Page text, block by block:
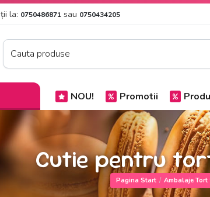
la: 0750486871 sau 0750434205
NOU! Promotii
Cutie pentru
Pagina Start Ambalaje Tort